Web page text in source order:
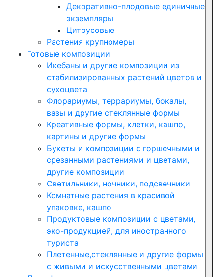
Декоративно-плодовые единичные
экземпляры
Цитрусовые
Растения крупномеры
Готовые композиции
Икебаны и другие композиции из
стабилизированных растений цветов и
сухоцвета
Флорариумы, террариумы, бокалы,
вазы и другие стеклянные формы
Креативные формы, клетки, кашпо,
картины и другие формы
Букеты и композиции с горшечными и
срезанными растениями и цветами,
другие композиции
Светильники, ночники, подсвечники
Комнатные растения в красивой
упаковке, кашпо
Продуктовые композиции с цветами,
эко-продукцией, для иностранного
туриста
Плетенные,стеклянные и другие формы
с живыми и искусственными цветами